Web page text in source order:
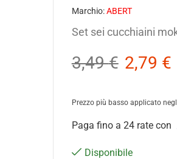
Marchio:ABERT
Set sei cucchiaini
3,49€ 2,79 €
Prezzo più basso applicato
Paga fino a 24 rate con
Disponibile